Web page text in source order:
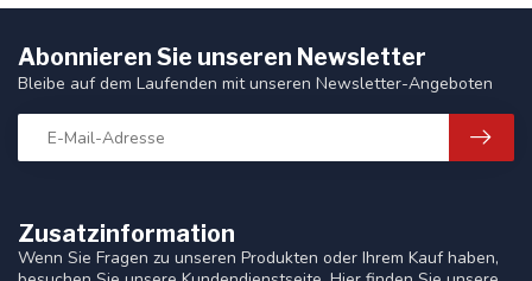
Zusatzinformation
Wenn Sie Fragen zu unseren Produkten oder Ihrem Kauf haben,
Abonnieren Sie unseren Newsletter
Bleibe auf dem Laufenden mit unseren Newsletter-Angeboten